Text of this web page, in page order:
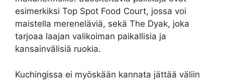
esimerkiksi Top Spot Food Court, jossa voi
maistella mereneläviä, sekä The Dyak, joka
tarjoaa laajan valikoiman paikallisia ja
kansainvälisiä ruokia.
Kuchingissa ei myöskään kannata jättää väliin